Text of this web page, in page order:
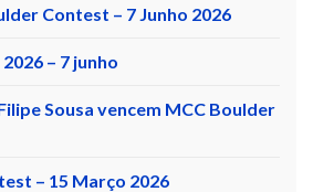
Contest – 7 Junho 2026
– 7 junho
Sousa vencem MCC Boulder
– 15 Março 2026